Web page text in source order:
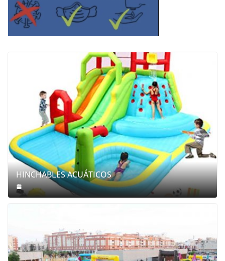
HINCHABLES ACUÁTICOS